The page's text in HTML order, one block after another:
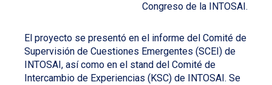
Congreso de la INTOSAI.
El proyecto se presentó en el informe del Comité de
Supervisión de Cuestiones Emergentes (SCEI) de
INTOSAI, así como en el stand del Comité de
Intercambio de Experiencias (KSC) de INTOSAI. Se